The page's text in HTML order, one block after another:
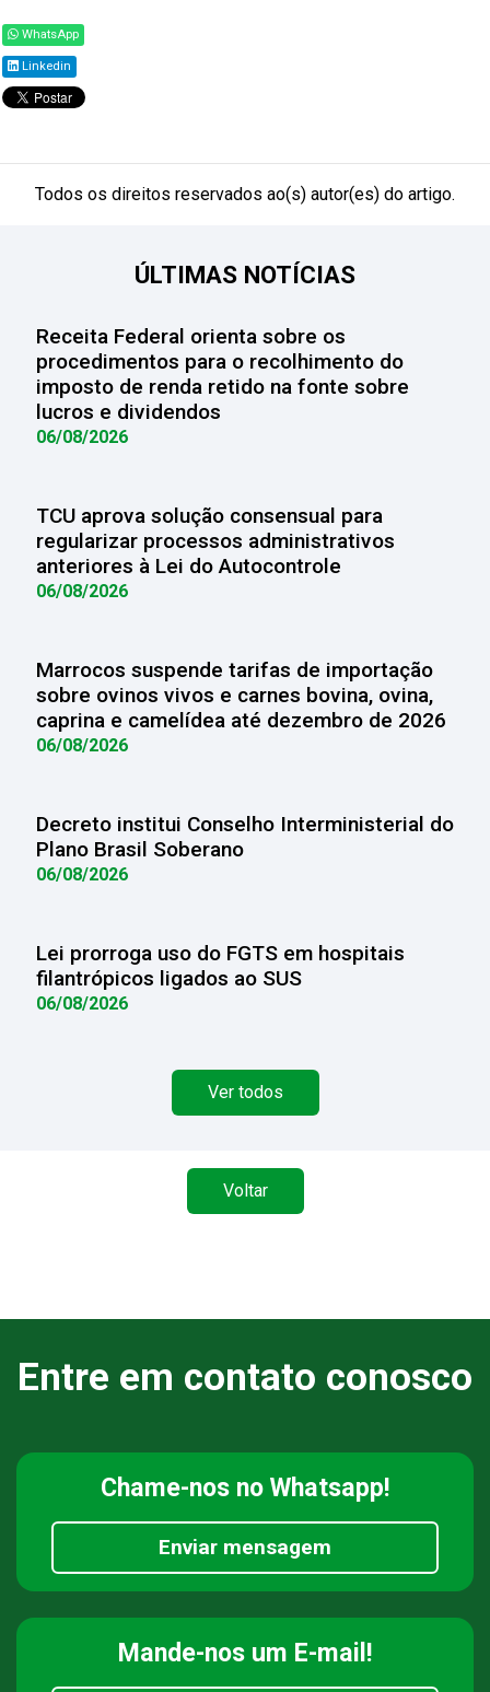
WhatsApp
Linkedin
Todos os direitos reservados ao(s) autor(es) do artigo.
ÚLTIMAS NOTÍCIAS
Receita Federal orienta sobre os
procedimentos para o recolhimento do
imposto de renda retido na fonte sobre
lucros e dividendos
06/08/2026
TCU aprova solução consensual para
regularizar processos administrativos
anteriores à Lei do Autocontrole
06/08/2026
Marrocos suspende tarifas de importação
sobre ovinos vivos e carnes bovina, ovina,
caprina e camelídea até dezembro de 2026
06/08/2026
Decreto institui Conselho Interministerial do
Plano Brasil Soberano
06/08/2026
Lei prorroga uso do FGTS em hospitais
filantrópicos ligados ao SUS
06/08/2026
Ver todos
Voltar
Entre em contato conosco
Chame-nos no Whatsapp!
Enviar mensagem
Mande-nos um E-mail!